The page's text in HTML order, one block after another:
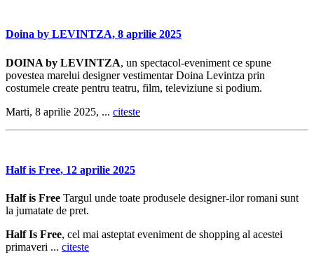
Doina by LEVINTZA, 8 aprilie 2025
DOINA by LEVINTZA, un spectacol-eveniment ce spune
povestea marelui designer vestimentar Doina Levintza prin
costumele create pentru teatru, film, televiziune si podium.
Marti, 8 aprilie 2025, ... citeste
Half is Free, 12 aprilie 2025
Half is Free Targul unde toate produsele designer-ilor romani sunt
la jumatate de pret.
Half Is Free, cel mai asteptat eveniment de shopping al acestei
primaveri ... citeste